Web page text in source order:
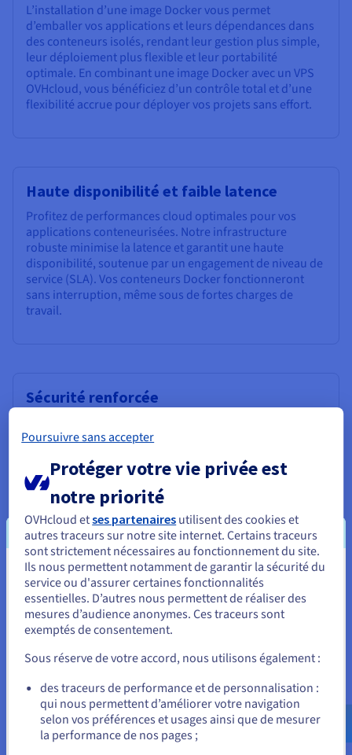
L’installation d’une image Docker vous permet
d’emballer vos applications et leurs dépendances dans
des conteneurs isolés, rendant leur gestion plus simple,
leur déploiement plus flexible et leur portabilité
optimale. En combinant une image Docker avec un VPS
OVHcloud, vous bénéficiez d’un contrôle total et d’une
flexibilité accrue pour déployer vos projets sans effort.
Haute disponibilité et faible latence
Profitez de performances cloud optimales pour vos
applications conteneurisées. Notre infrastructure
robuste minimise la latence et garantit une haute
disponibilité, soutenue par un engagement de niveau de
service (SLA). Vos conteneurs Docker fonctionneront
sans interruption, même sous de fortes charges de
travail.
Sécurité renforcée
anti-DDoS afin de sécuriser votre application contre les
Docker ajoute une couche supplémentaire de sécurité,
empêchant les accès non autorisés et les conflits de
ressources entre conteneurs.
Des performances à moindre frais
Bénéficiez de la puissance de la virtualisation logicielle
VPS vous offrent des ressources dédiées pour vos
dédiés traditionnels : des performances optimales sans
compromis sur le prix.
Vous semblez être localisé en États-
Unis.
Pour commander, rendez-vous sur le site de votre pays (États-
Allez sur le site États-Unis
us.ovhcloud.com/
Anglais USD - $
ou
Poursuivre sans accepter
Protéger votre vie privée est
notre priorité
OVHcloud etses partenaires utilisent des cookies et
autres traceurs sur notre site internet. Certains traceurs
sont strictement nécessaires au fonctionnement du site.
Ils nous permettent notamment de garantir la sécurité du
service ou d'assurer certaines fonctionnalités
essentielles. D’autres nous permettent de réaliser des
mesures d’audience anonymes. Ces traceurs sont
exemptés de consentement.
Sous réserve de votre accord, nous utilisons également :
des traceurs de performance et de personnalisation :
qui nous permettent d’améliorer votre navigation
selon vos préférences et usages ainsi que de mesurer
la performance de nos pages ;